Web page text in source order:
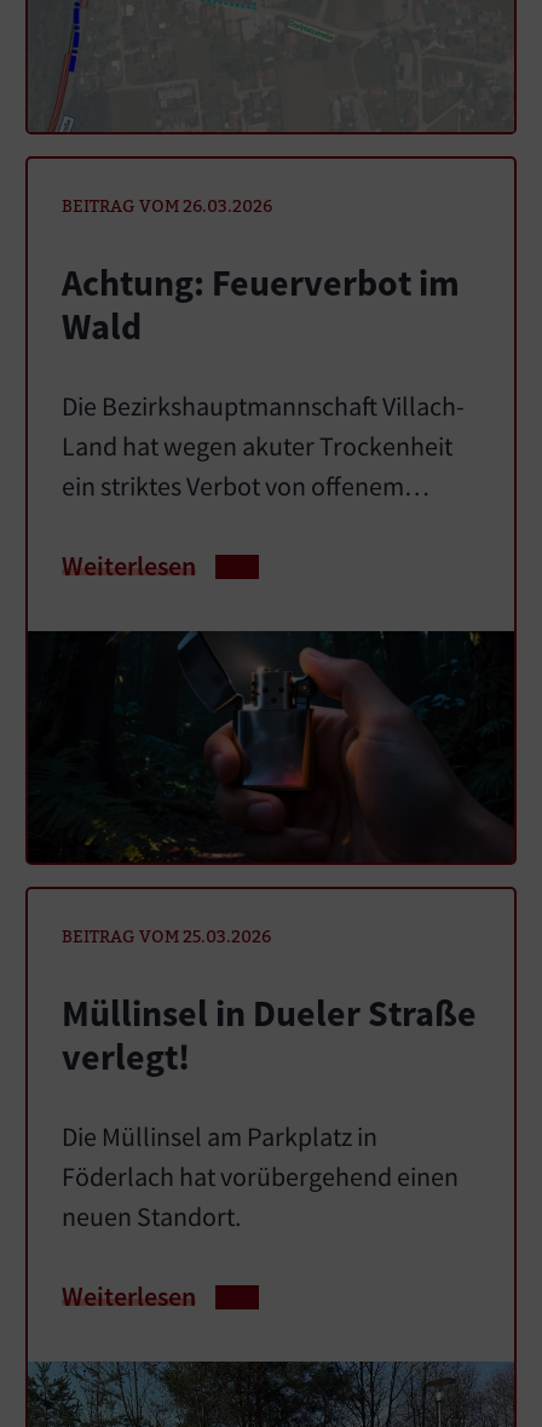
BEITRAG VOM 26.03.2026
Achtung: Feuerverbot im
Wald
Die Bezirkshauptmannschaft Villach-
Land hat wegen akuter Trockenheit
ein striktes Verbot von offenem…
Weiterlesen
BEITRAG VOM 25.03.2026
Müllinsel in Dueler Straße
verlegt!
Die Müllinsel am Parkplatz in
Föderlach hat vorübergehend einen
neuen Standort.
Weiterlesen